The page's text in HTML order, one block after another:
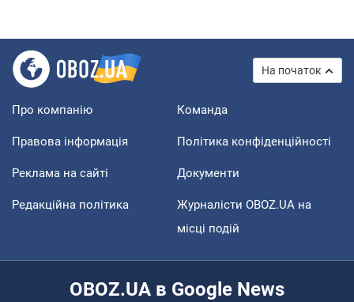
На початок
Про компанію Команда
Правова інформація Політика конфіденційності
Реклама на сайті Документи
Редакційна політика
Журналісти OBOZ.UA на
місці подій
OBOZ.UA в Google News